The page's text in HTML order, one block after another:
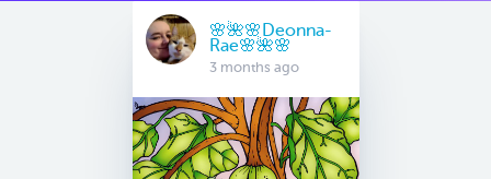
🌸🌺🌸Deonna-
Rae🌸🌺🌸
3 months ago